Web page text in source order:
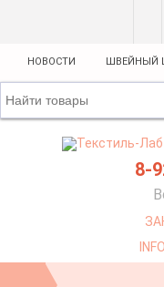
НОВОСТИ ШВЕЙНЫЙ
8-